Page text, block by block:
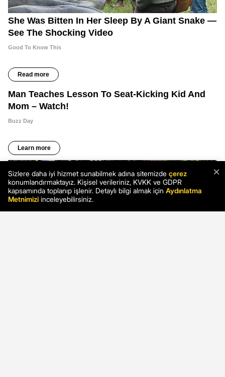
×
Sizlere daha iyi hizmet sunabilmek adına sitemizde çerez
konumlandırmaktayız. Kişisel verileriniz, KVKK ve GDPR
kapsamında toplanıp işlenir. Detaylı bilgi almak için Aydınlatma
Metnimizi inceleyebilirsiniz.